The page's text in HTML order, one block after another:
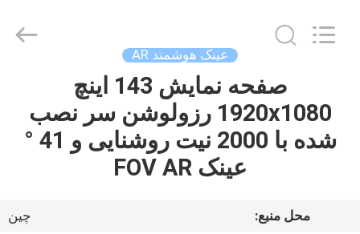
اصلی
درباره
Technology
عینک هوشمند AR
صفحه نمایش 143 اینچ
1920x1080 رزولوشن سر نصب
شده با 2000 نیت روشنایی و 41 °
عینک FOV AR
محل منبع:
چین